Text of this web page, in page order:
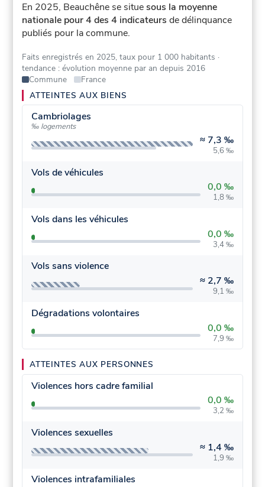
En 2025, Beauchêne se situesous la moyenne
nationale pour 4 des 4 indicateurs de délinquance
publiés pour la commune.
Faits enregistrés en 2025, taux pour 1 000 habitants ·
tendance : évolution moyenne par an depuis 2016
Commune
France
ATTEINTES AUX BIENS
Cambriolages
‰ logements
≈ 7,3 ‰
5,6 ‰
Vols de véhicules
0,0 ‰
1,8 ‰
Vols dans les véhicules
0,0 ‰
3,4 ‰
Vols sans violence
≈ 2,7 ‰
9,1 ‰
Dégradations volontaires
0,0 ‰
7,9 ‰
ATTEINTES AUX PERSONNES
Violences hors cadre familial
0,0 ‰
3,2 ‰
Violences sexuelles
≈ 1,4 ‰
1,9 ‰
Violences intrafamiliales